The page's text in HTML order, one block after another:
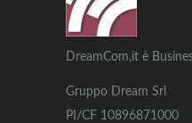
DreamCom,it è
Gruppo Dream Srl
PI/CF 10896871000